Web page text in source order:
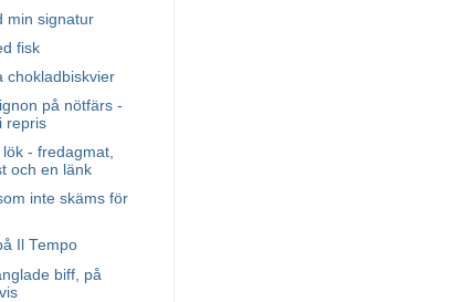
min signatur
fisk
chokladbiskvier
på nötfärs -
repris
- fredagmat,
och en länk
inte skäms för
Il Tempo
biff, på